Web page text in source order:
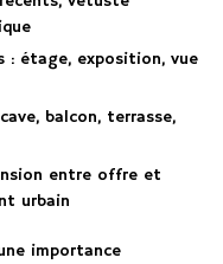
: étage, exposition, vue
balcon, terrasse,
entre offre et
urbain
importance